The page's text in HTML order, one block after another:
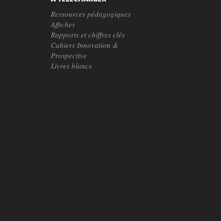
Ressources pédagogiques
Affiches
Rapports et chiffres clés
Cahiers Innovation &
Prospective
Livres blancs